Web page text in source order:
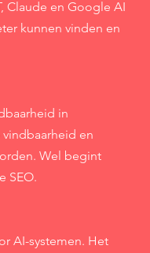
Claude en Google AI
kunnen vinden en
in
en
Wel begint
SEO.
AI-systemen. Het